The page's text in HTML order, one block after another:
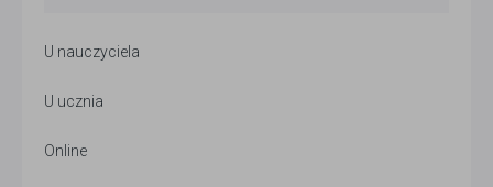
U nauczyciela
U ucznia
Online